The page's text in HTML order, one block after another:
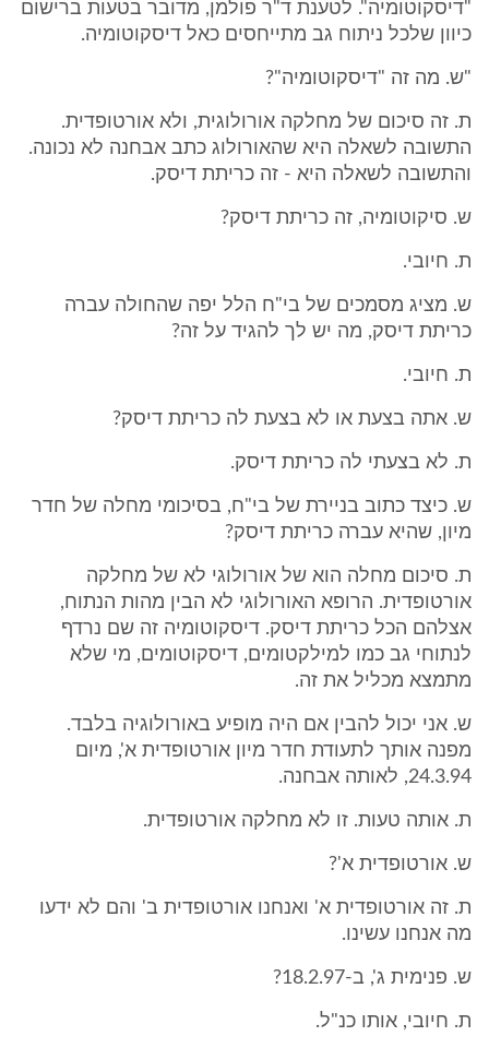
"דיסקוטומיה". לטענת ד"ר פולמן, מדובר בטעות ברישום
כיוון שלכל ניתוח גב מתייחסים כאל דיסקוטומיה.
"ש. מה זה "דיסקוטומיה"?
ת. זה סיכום של מחלקה אורולוגית, ולא אורטופדית.
התשובה לשאלה היא שהאורולוג כתב אבחנה לא נכונה.
והתשובה לשאלה היא - זה כריתת דיסק.
ש. סיקוטומיה, זה כריתת דיסק?
ת. חיובי.
ש. מציג מסמכים של בי"ח הלל יפה שהחולה עברה
כריתת דיסק, מה יש לך להגיד על זה?
ת. חיובי.
ש. אתה בצעת או לא בצעת לה כריתת דיסק?
ת. לא בצעתי לה כריתת דיסק.
ש. כיצד כתוב בניירת של בי"ח, בסיכומי מחלה של חדר
מיון, שהיא עברה כריתת דיסק?
ת. סיכום מחלה הוא של אורולוגי לא של מחלקה
אורטופדית. הרופא האורולוגי לא הבין מהות הנתוח,
אצלהם הכל כריתת דיסק. דיסקוטומיה זה שם נרדף
לנתוחי גב כמו למילקטומים, דיסקוטומים, מי שלא
מתמצא מכליל את זה.
ש. אני יכול להבין אם היה מופיע באורולוגיה בלבד.
מפנה אותך לתעודת חדר מיון אורטופדית א', מיום
24.3.94, לאותה אבחנה.
ת. אותה טעות. זו לא מחלקה אורטופדית.
ש. אורטופדית א'?
ת. זה אורטופדית א' ואנחנו אורטופדית ב' והם לא ידעו
מה אנחנו עשינו.
ש. פנימית ג', ב-18.2.97?
ת. חיובי, אותו כנ"ל.